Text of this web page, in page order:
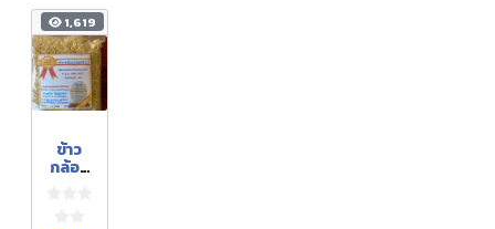
1,619
ข้าว
กล้อง